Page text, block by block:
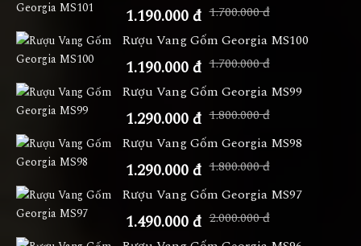
1.190.000 đ 1.700.000 đ
Rượu Vang Gốm Georgia MS100
1.190.000 đ 1.700.000 đ
Rượu Vang Gốm Georgia MS99
1.290.000 đ 1.800.000 đ
Rượu Vang Gốm Georgia MS98
1.290.000 đ 1.800.000 đ
Rượu Vang Gốm Georgia MS97
1.490.000 đ 2.000.000 đ